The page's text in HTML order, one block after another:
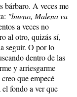
bárbaro. A veces me
"bueno, Malena va
a veces no
al otro, quizás sí,
seguir. O por lo
dentro de las
y arriesgarme
que empecé
el fondo a ver que